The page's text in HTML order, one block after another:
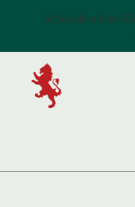
Schedule a free